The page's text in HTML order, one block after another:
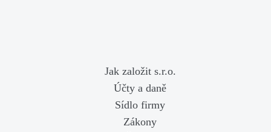
Jak založit s.r.o.
Účty a daně
Sídlo firmy
Zákony